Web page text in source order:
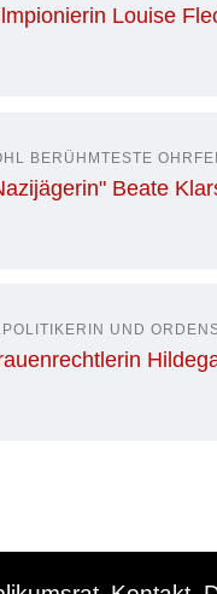
Louise
BERÜHMTESTE
Beate
UND